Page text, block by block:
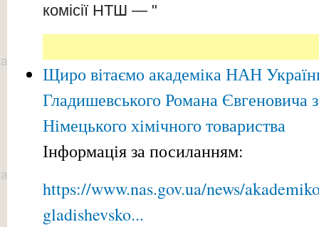
комісії НТШ — "
Щиро вітаємо академіка НАН
Гладишевського Романа
Німецького хімічного товариства
Інформація за посиланням:
https://www.nas.gov.ua/news/
gladishevsko...